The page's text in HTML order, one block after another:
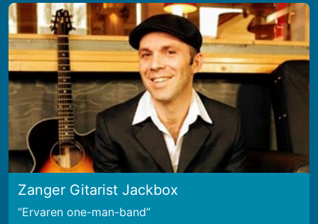
Zanger Gitarist Jackbox
Ervaren one-man-band